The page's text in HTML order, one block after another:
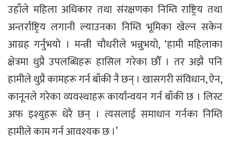
उहाँले महिला अधिकार तथा संरक्षणका निम्ति राष्ट्रिय तथा
अन्तर्राष्ट्रिय लगानी ल्याउनका निम्ति भूमिका खेल्न सकेन
आग्रह गर्नुभयो । मन्त्री चौधरीले भन्नुभयो, ‘हामी महिलाका
क्षेत्रमा थुप्रै उपलब्धिहरू हासिल गरेका छौँ । तर अझै पनि
हामीले थुप्रै कामहरू गर्न बाँकी नै छन् । खासगरी संविधान, ऐन,
कानूनले गरेका व्यवस्थाहरू कार्यान्वयन गर्न बाँकी छ । लिस्ट
अफ इश्युहरू धेरै छन् । त्यसलाई समाधान गर्नका निम्ति
हामीले काम गर्न आवश्यक छ ।’